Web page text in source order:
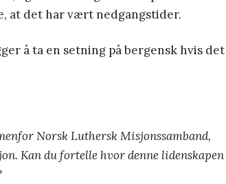
at det har vært nedgangstider.
å ta en setning på bergensk hvis det
Norsk Luthersk Misjonssamband,
Kan du fortelle hvor denne lidenskapen